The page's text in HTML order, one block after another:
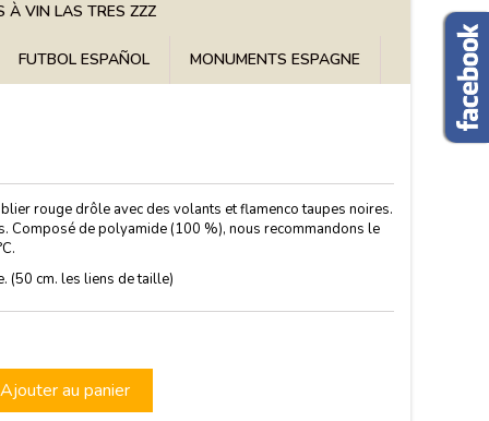
À VIN LAS TRES ZZZ
FUTBOL ESPAÑOL MONUMENTS ESPAGNE
rouge drôle avec des volants et flamenco taupes noires.
Composé de polyamide (100 %), nous recommandons le
(50 cm. les liens de taille)
Ajouter au panier